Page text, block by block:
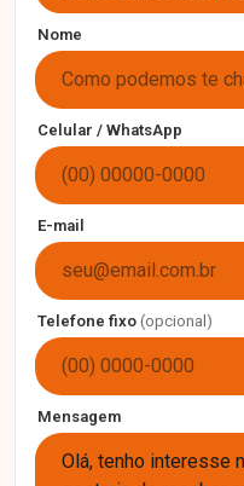
Nome
Celular / WhatsApp
E-mail
Telefone fixo (opcional)
Mensagem